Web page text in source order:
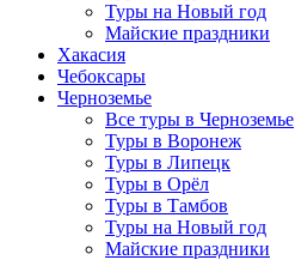
Туры на Новый год
Майские праздники
Хакасия
Чебоксары
Черноземье
Все туры в Черноземье
Туры в Воронеж
Туры в Липецк
Туры в Орёл
Туры в Тамбов
Туры на Новый год
Майские праздники